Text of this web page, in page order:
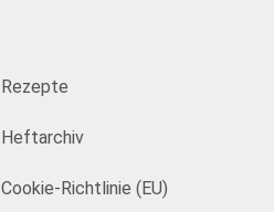
Rezepte
Heftarchiv
Cookie-Richtlinie (EU)